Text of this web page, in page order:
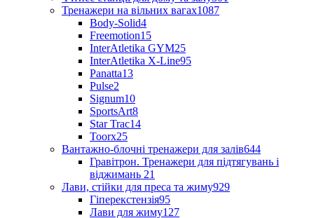
Тренажери на вільних вагах1087
Body-Solid4
Freemotion15
InterAtletika GYM25
InterAtletika X-Line95
Panatta13
Pulse2
Signum10
SportsArt8
Star Trac14
Toorx25
Вантажно-блочні тренажери для залів644
Гравітрон. Тренажери для підтягувань і
віджимань 21
Лави, стійки для преса та жиму929
Гіперекстензія95
Лави для жиму127